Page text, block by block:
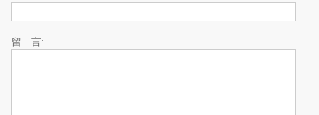
留 言: